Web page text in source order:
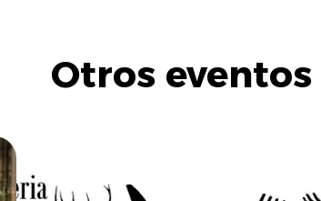
Otros eventos